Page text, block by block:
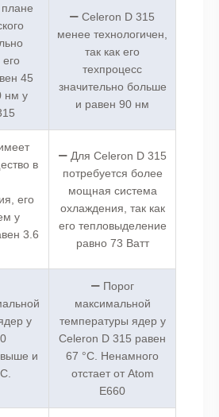
45
нм у
Celeron D 315
менее технологичен,
так как его
техпроцесс
значительно больше
и равен 90 нм
в
его
у
3.6
Для Celeron D 315
потребуется более
мощная система
охлаждения, так как
его тепловыделение
равно 73 Ватт
у
выше и
Порог
максимальной
температуры ядер у
Celeron D 315 равен
67 °C. Ненамного
отстает от Atom
E660